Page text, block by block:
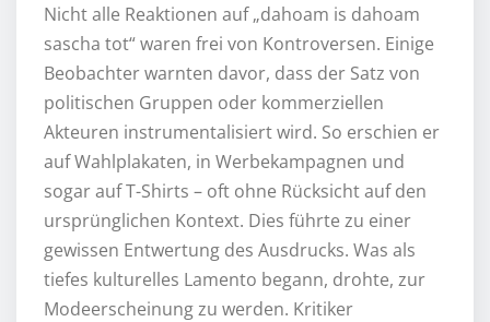
Nicht alle Reaktionen auf „dahoam is dahoam
sascha tot“ waren frei von Kontroversen. Einige
Beobachter warnten davor, dass der Satz von
politischen Gruppen oder kommerziellen
Akteuren instrumentalisiert wird. So erschien er
auf Wahlplakaten, in Werbekampagnen und
sogar auf T-Shirts – oft ohne Rücksicht auf den
ursprünglichen Kontext. Dies führte zu einer
gewissen Entwertung des Ausdrucks. Was als
tiefes kulturelles Lamento begann, drohte, zur
Modeerscheinung zu werden. Kritiker